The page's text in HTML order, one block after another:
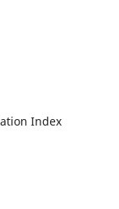
Index